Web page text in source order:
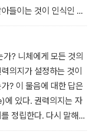
들이는 것이 인식인 것
‘비은폐성으로서 알레
로 인식이 진리를 규
의 여지 없이 확실한 것
가? 니체에게 모든 것의
의지가 설정하는 것이
? 이 물음에 대한 답은
에 있다. 권력의지는 자
정립한다. 다시 말해
두 시점에 따라 전망하